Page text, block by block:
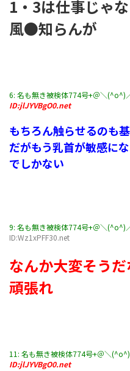
1・3は仕事じゃ
風●知らんが
6: 名も無き被検体774号+＠＼(^o^)
ID:jlJYVBgO0.net
もちろん触らせるのも
だがもう乳首が敏感に
でしかない
9: 名も無き被検体774号+＠＼(^o^)
ID:Wz1xPFF30.net
なんか大変そうだ
頑張れ
11: 名も無き被検体774号+＠＼
ID:jlJYVBgO0.net